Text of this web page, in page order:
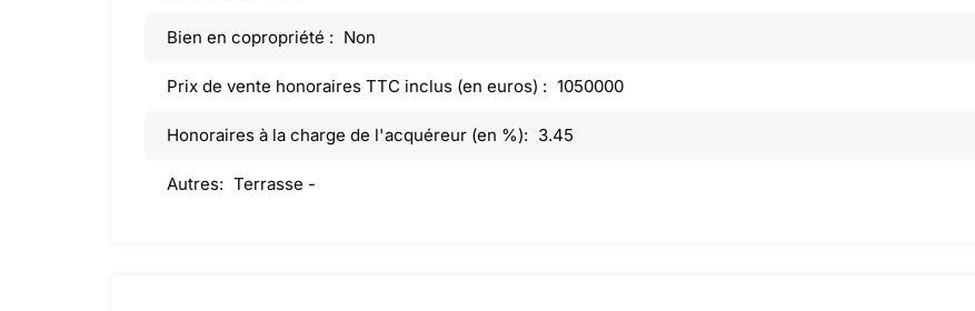
Bien en copropriété : Non
Prix de vente honoraires TTC inclus (en euros) : 1050000
Honoraires à la charge de l'acquéreur (en %): 3.45
Autres: Terrasse -